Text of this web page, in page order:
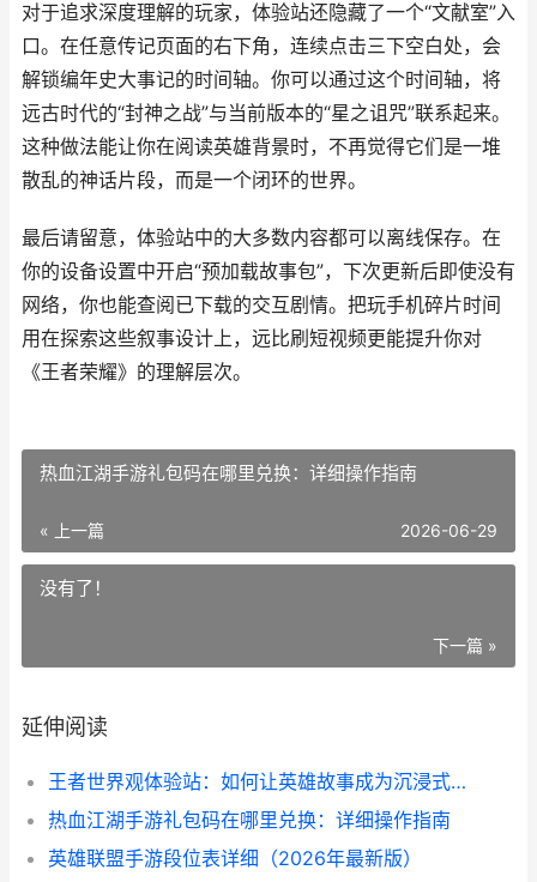
对于追求深度理解的玩家，体验站还隐藏了一个“文献室”入
口。在任意传记页面的右下角，连续点击三下空白处，会
解锁编年史大事记的时间轴。你可以通过这个时间轴，将
远古时代的“封神之战”与当前版本的“星之诅咒”联系起来。
这种做法能让你在阅读英雄背景时，不再觉得它们是一堆
散乱的神话片段，而是一个闭环的世界。
最后请留意，体验站中的大多数内容都可以离线保存。在
你的设备设置中开启“预加载故事包”，下次更新后即使没有
网络，你也能查阅已下载的交互剧情。把玩手机碎片时间
用在探索这些叙事设计上，远比刷短视频更能提升你对
《王者荣耀》的理解层次。
热血江湖手游礼包码在哪里兑换：详细操作指南
« 上一篇 2026-06-29
没有了！
下一篇 »
延伸阅读
王者世界观体验站：如何让英雄故事成为沉浸式叙事
热血江湖手游礼包码在哪里兑换：详细操作指南
英雄联盟手游段位表详细（2026年最新版）